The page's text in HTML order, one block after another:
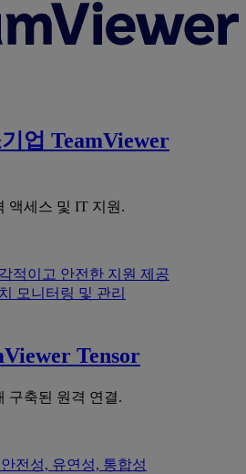
업 TeamViewer
액세스 및 IT 지원.
적이고 안전한 지원 제공
모니터링 및 관리
Tensor
구축된 원격 연결.
안전성, 유연성, 통합성